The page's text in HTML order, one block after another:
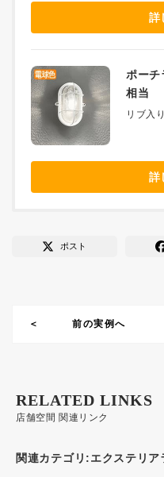
詳
ポー
相当
リブ入
詳
ポスト
前の実例へ
店舗空間 関連リンク
RELATED LINKS
関連カテゴリ:エクステリ